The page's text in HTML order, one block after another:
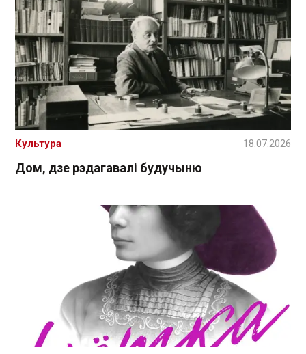
Дом, дзе рэдагавалі будучыню
Культура 18.07.2026